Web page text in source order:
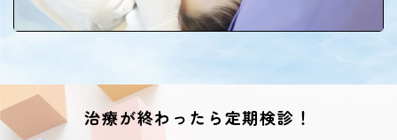
治療が終わったら定期検診！